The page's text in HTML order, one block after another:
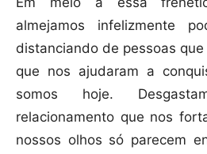
almejamos infelizmente
distanciando de pessoas
que nos ajudaram a
somos hoje.
relacionamento que nos
nossos olhos só parecem